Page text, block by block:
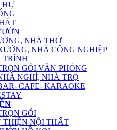
NHÀ THỜ
NHÀ CÔNG NGHIỆP
TRÌNH
GÓI VĂN PHÒNG
NGHỈ, NHÀ TRỌ
CAFE- KARAOKE
GÓI
THIỆN NỘI THẤT